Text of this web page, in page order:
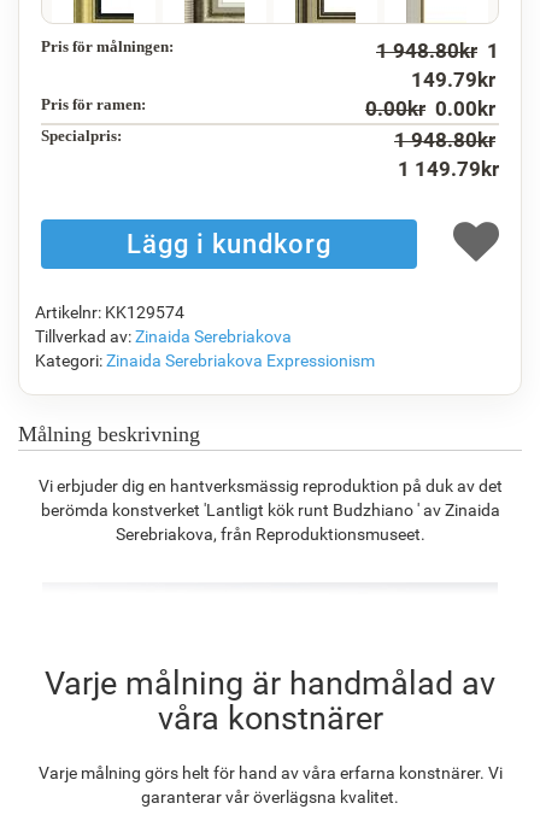
F5130-234 F3013-236
1 084.60kr
F7034-296 F6731-224
1 423.44
1 320.20kr 1 025.32kr 1 478.30kr 1 330.75kr
Pris för målningen: 1 948.80kr 1
149.79 kr
Pris för ramen: 0.00kr 0.00 kr
Specialpris: 1 948.80kr
1 149.79 kr
Artikelnr: KK129574
Tillverkad av:Zinaida Serebriakova
Kategori:Zinaida Serebriakova Expressionism
Målning beskrivning
Vi erbjuder dig en hantverksmässig reproduktion på duk av det
berömda konstverket 'Lantligt kök runt Budzhiano ' av Zinaida
Serebriakova, från Reproduktionsmuseet.
Varje målning är handmålad av
våra konstnärer
Varje målning görs helt för hand av våra erfarna konstnärer. Vi
garanterar vår överlägsna kvalitet.